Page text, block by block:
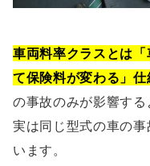
車両料率クラスとは
て保険料が変わる」仕
の事故のみが影響する
実は同じ型式の車の
います。